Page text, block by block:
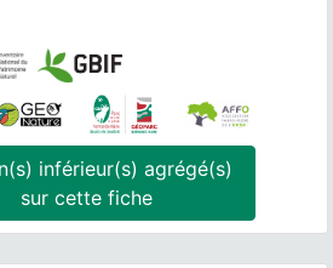
inférieur(s) agrégé(s)
sur cette fiche